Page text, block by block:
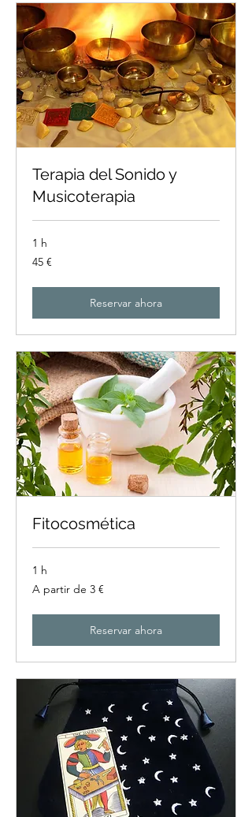
Terapia del Sonido y
Musicoterapia
1 h
45
euros
45 €
Reservar ahora
Fitocosmética
1 h
A
partir
A partir de 3 €
Reservar ahora